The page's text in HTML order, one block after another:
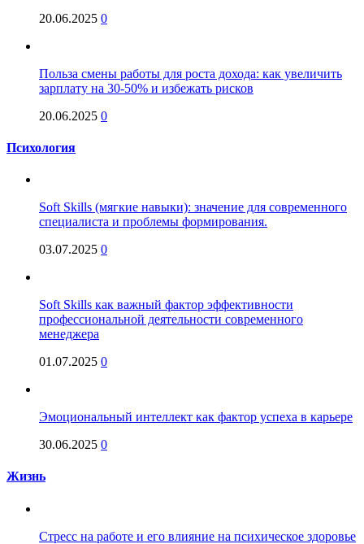
20.06.2025 0
Польза смены работы для роста дохода: как увеличить
зарплату на 30-50% и избежать рисков
20.06.2025 0
Психология
Soft Skills (мягкие навыки): значение для современного
специалиста и проблемы формирования.
03.07.2025 0
Soft Skills как важный фактор эффективности
профессиональной деятельности современного
менеджера
01.07.2025 0
Эмоциональный интеллект как фактор успеха в карьере
30.06.2025 0
Жизнь
Стресс на работе и его влияние на психическое здоровье